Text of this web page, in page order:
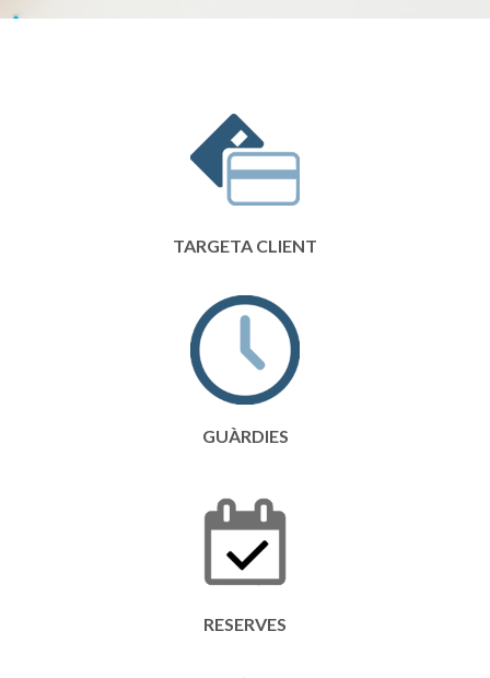
TARGETA CLIENT
GUÀRDIES
RESERVES